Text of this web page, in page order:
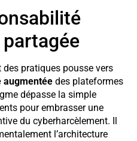
des pratiques pousse vers
augmentée des plateformes
dépasse la simple
pour embrasser une
du cyberharcèlement. Il
l’architecture